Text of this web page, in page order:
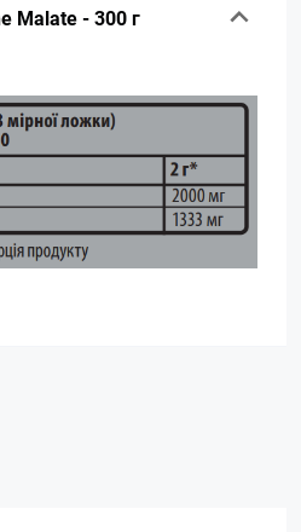
Malate - 300 г